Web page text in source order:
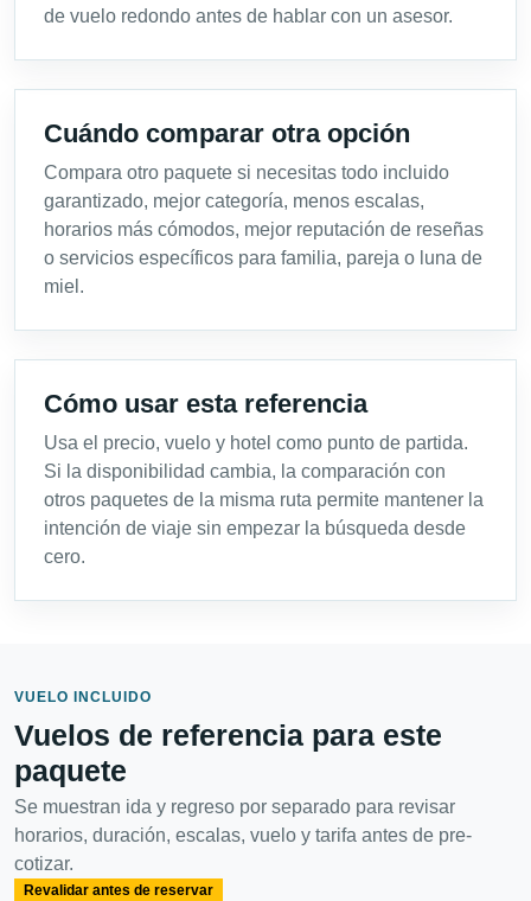
de vuelo redondo antes de hablar con un asesor.
Cuándo comparar otra opción
Compara otro paquete si necesitas todo incluido
garantizado, mejor categoría, menos escalas,
horarios más cómodos, mejor reputación de reseñas
o servicios específicos para familia, pareja o luna de
miel.
Cómo usar esta referencia
Usa el precio, vuelo y hotel como punto de partida.
Si la disponibilidad cambia, la comparación con
otros paquetes de la misma ruta permite mantener la
intención de viaje sin empezar la búsqueda desde
cero.
VUELO INCLUIDO
Vuelos de referencia para este
paquete
Se muestran ida y regreso por separado para revisar
horarios, duración, escalas, vuelo y tarifa antes de pre-
cotizar.
Revalidar antes de reservar